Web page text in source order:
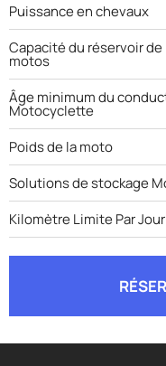
Puissance en chevaux
Capacité du réservoir de
motos
Âge minimum du
Motocyclette
Poids de la moto
Solutions de stockage
Kilomètre Limite Par Jour